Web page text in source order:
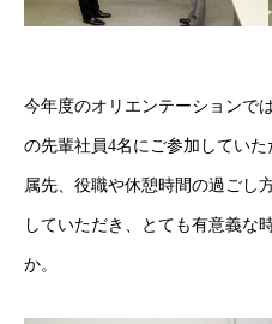
今年度のオリエンテーションで
の先輩社員4名にご参加してい
属先、役職や休憩時間の過ごし
していただき、とても有意義な
か。